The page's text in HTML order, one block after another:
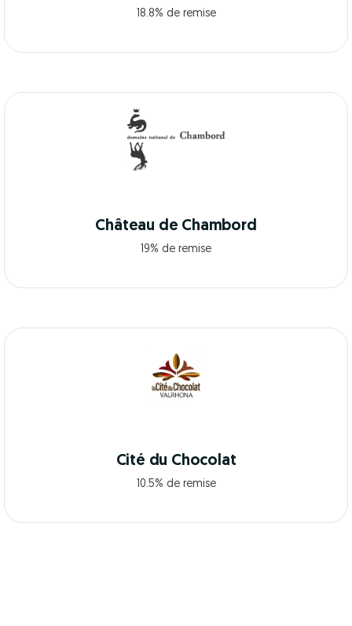
18.8% de remise
Château de Chambord
19% de remise
Cité du Chocolat
10.5% de remise